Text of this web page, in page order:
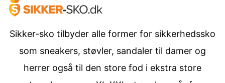
Sikker-sko tilbyder alle former for sikkerhedssko
som sneakers, støvler, sandaler til damer og
herrer også til den store fod i ekstra store